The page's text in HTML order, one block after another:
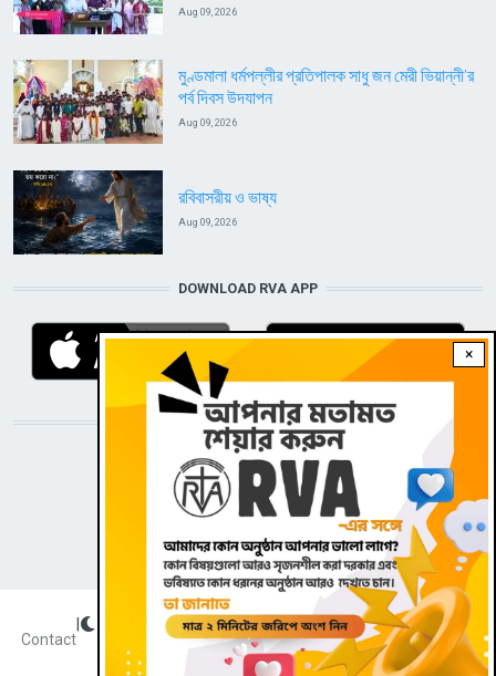
×
Aug 09, 2026
মুণ্ডমালা ধর্মপল্লীর প্রতিপালক সাধু জন মেরী ভিয়ান্নী’র
পর্ব দিবস উদযাপন
Aug 09, 2026
রবিবাসরীয় ও ভাষ্য
Aug 09, 2026
DOWNLOAD RVA APP
STAY CONNECTED WITH US!
Contact
| Dark theme